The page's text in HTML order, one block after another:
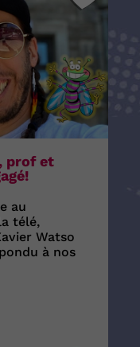
prof et
au
télé,
Watso
à nos